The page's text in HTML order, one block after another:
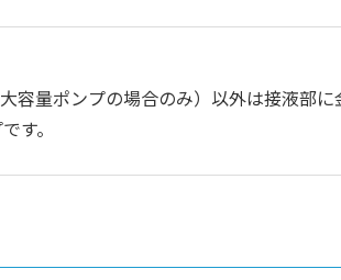
容量ポンプの場合のみ）以外は接液部に
す。